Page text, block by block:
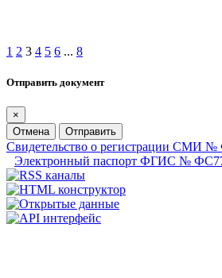
1 2 3 4 5 6 ... 8
Отправить документ
×
Отмена
Отправить
Свидетельство о регистрации СМИ
Электронный паспорт ФГИС №